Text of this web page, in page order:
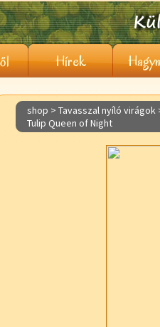
Hírek
shop > Tavasszal nyíló virágok
Tulip Queen of Night